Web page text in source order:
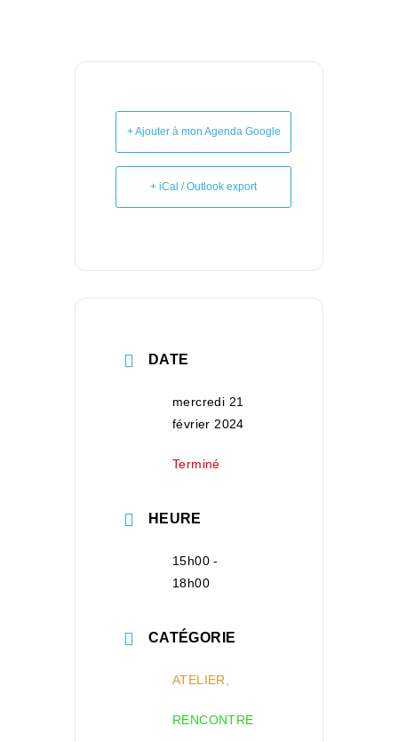
+ Ajouter à mon Agenda Google
+ iCal / Outlook export
DATE
mercredi 21
février 2024
Terminé
HEURE
15h00 -
18h00
CATÉGORIE
ATELIER,
RENCONTRE